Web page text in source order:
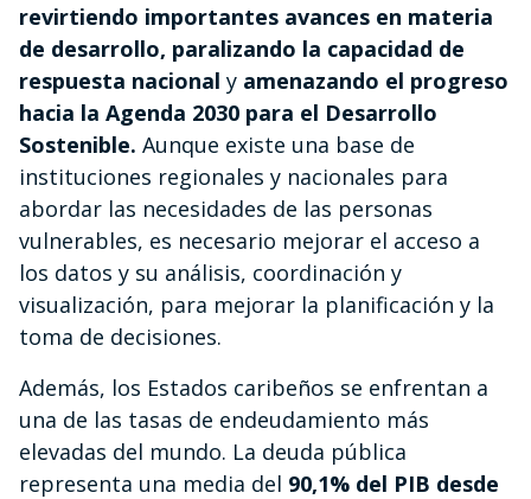
revirtiendo importantes avances en materia
de desarrollo, paralizando la capacidad de
respuesta nacional y amenazando el progreso
hacia la Agenda 2030 para el Desarrollo
Sostenible. Aunque existe una base de
instituciones regionales y nacionales para
abordar las necesidades de las personas
vulnerables, es necesario mejorar el acceso a
los datos y su análisis, coordinación y
visualización, para mejorar la planificación y la
toma de decisiones.
Además, los Estados caribeños se enfrentan a
una de las tasas de endeudamiento más
elevadas del mundo. La deuda pública
representa una media del 90,1% del PIB desde